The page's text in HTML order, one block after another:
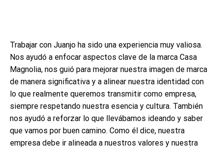
Trabajar con Juanjo ha sido una experiencia muy valiosa.
Nos ayudó a enfocar aspectos clave de la marca Casa
Magnolia, nos guió para mejorar nuestra imagen de marca
de manera significativa y a alinear nuestra identidad con
lo que realmente queremos transmitir como empresa,
siempre respetando nuestra esencia y cultura. También
nos ayudó a reforzar lo que llevábamos ideando y saber
que vamos por buen camino. Como él dice, nuestra
empresa debe ir alineada a nuestros valores y nuestra